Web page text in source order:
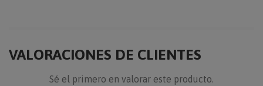
VALORACIONES DE CLIENTES
Sé el primero en valorar este producto.